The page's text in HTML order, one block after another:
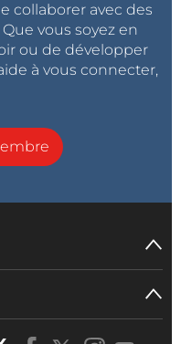
collaborer avec des
vous soyez en
ou de développer
à vous connecter,